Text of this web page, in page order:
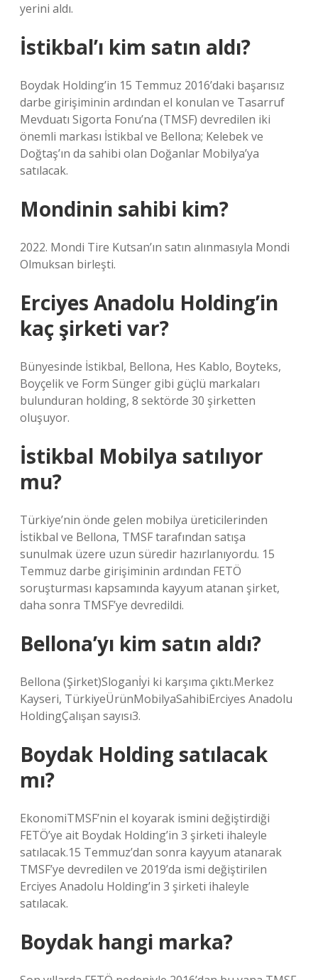
yerini aldı.
İstikbal’ı kim satın aldı?
Boydak Holding’in 15 Temmuz 2016’daki başarısız
darbe girişiminin ardından el konulan ve Tasarruf
Mevduatı Sigorta Fonu’na (TMSF) devredilen iki
önemli markası İstikbal ve Bellona; Kelebek ve
Doğtaş’ın da sahibi olan Doğanlar Mobilya’ya
satılacak.
Mondinin sahibi kim?
2022. Mondi Tire Kutsan’ın satın alınmasıyla Mondi
Olmuksan birleşti.
Erciyes Anadolu Holding’in
kaç şirketi var?
Bünyesinde İstikbal, Bellona, ​​​​​​​​Hes Kablo, Boyteks,
Boyçelik ve Form Sünger gibi güçlü markaları
bulunduran holding, 8 sektörde 30 şirketten
oluşuyor.
İstikbal Mobilya satılıyor
mu?
Türkiye’nin önde gelen mobilya üreticilerinden
İstikbal ve Bellona, ​​TMSF tarafından satışa
sunulmak üzere uzun süredir hazırlanıyordu. 15
Temmuz darbe girişiminin ardından FETÖ
soruşturması kapsamında kayyum atanan şirket,
daha sonra TMSF’ye devredildi.
Bellona’yı kim satın aldı?
Bellona (Şirket)Sloganİyi ki karşıma çıktı.Merkez
Kayseri, TürkiyeÜrünMobilyaSahibiErciyes Anadolu
HoldingÇalışan sayısı3.
Boydak Holding satılacak
mı?
EkonomiTMSF’nin el koyarak ismini değiştirdiği
FETÖ’ye ait Boydak Holding’in 3 şirketi ihaleyle
satılacak.15 Temmuz’dan sonra kayyum atanarak
TMSF’ye devredilen ve 2019’da ismi değiştirilen
Erciyes Anadolu Holding’in 3 şirketi ihaleyle
satılacak.
Boydak hangi marka?